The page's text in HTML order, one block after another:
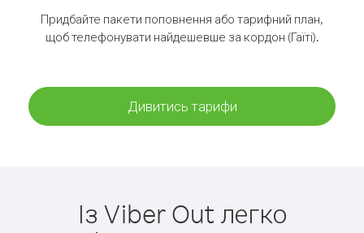
Придбайте пакети поповнення або тарифний план,
щоб телефонувати найдешевше за кордон (Гаїті).
Дивитись тарифи
Із Viber Out легко